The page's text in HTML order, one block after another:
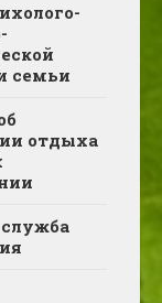
семьи
отдыха